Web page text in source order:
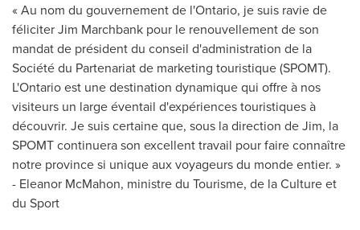
« Au nom du gouvernement de l'Ontario, je suis ravie de
féliciterJim Marchbank pour le renouvellement de son
mandat de président du conseil d'administration de la
Société du Partenariat de marketing touristique (SPOMT).
L'Ontarioest une destination dynamique qui offre à nos
visiteurs un large éventail d'expériences touristiques à
découvrir. Je suis certaine que, sous la direction de Jim, la
SPOMT continuera son excellent travail pour faire connaître
notre province si unique aux voyageurs du monde entier. »
- Eleanor McMahon, ministre du Tourisme, de la Culture et
du Sport